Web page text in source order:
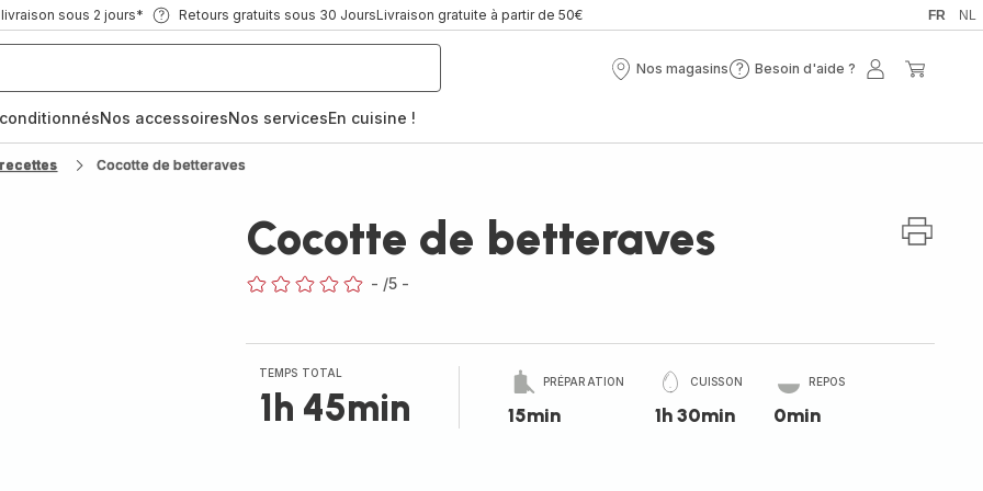
sous 2 jours* Retours gratuits sous 30 JoursLivraison gratuite à partir de 50€ FR NL
Nos magasins
Nos
Besoin d'aide ?
Besoin
Mon
Nos accessoiresNos servicesEn cuisine !
Cocotte de betteraves
Cocotte de betteraves
- /5 -
TEMPS TOTAL
1h 45min
PRÉPARATION
15min
CUISSON
1h 30min
REPOS
0min